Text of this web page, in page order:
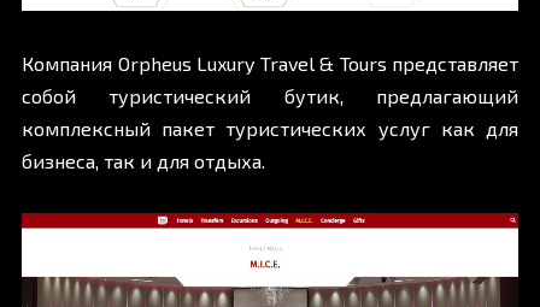
Компания Orpheus Luxury Travel & Tours представляет
собой туристический бутик, предлагающий
комплексный пакет туристических услуг как для
бизнеса, так и для отдыха.